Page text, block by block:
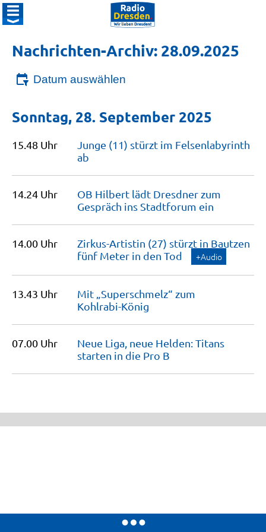
Nachrichten-Archiv: 28.09.2025
Datum auswählen
Sonntag, 28. September 2025
15.48 Uhr
Junge (11) stürzt im Felsenlabyrinth
ab
14.24 Uhr
OB Hilbert lädt Dresdner zum
Gespräch ins Stadtforum ein
14.00 Uhr
Zirkus-Artistin (27) stürzt in Bautzen
fünf Meter in den Tod +Audio
13.43 Uhr
Mit „Superschmelz“ zum
Kohlrabi-König
07.00 Uhr
Neue Liga, neue Helden: Titans
starten in die Pro B